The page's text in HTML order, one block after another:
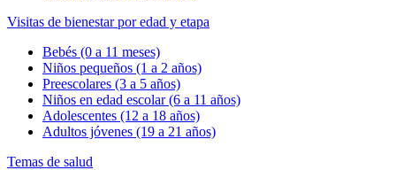
Visitas de bienestar por edad y etapa
Bebés (0 a 11 meses)
Niños pequeños (1 a 2 años)
Preescolares (3 a 5 años)
Niños en edad escolar (6 a 11 años)
Adolescentes (12 a 18 años)
Adultos jóvenes (19 a 21 años)
Temas de salud